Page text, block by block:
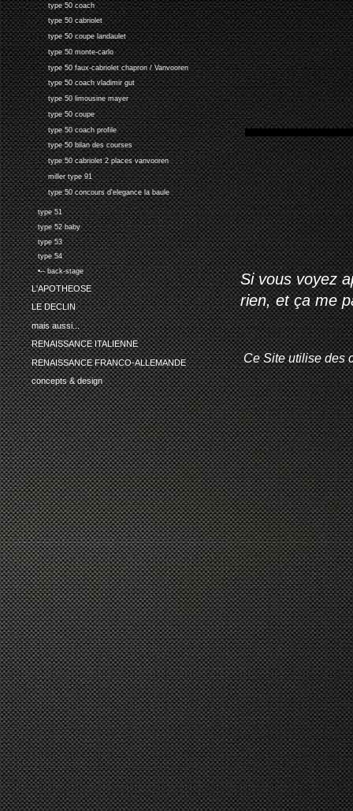
type 50 coach
type 50 cabriolet
type 50 coupe landaulet
type 50 monte-carlo
type 50 faux-cabriolet chapron / Vanvooren
type 50 coach vladimir gut
type 50 limousine mayer
type 50 coupe
type 50 coach profile
type 50 bilan des courses
type 50 cabriolet 2 places vanvooren
miller type 91
type 50 concours d'elegance la baule
type 51
type 52 baby
type 53
type 54
•-- back-stage
L'APOTHEOSE
LE DECLIN
mais aussi...
RENAISSANCE ITALIENNE
RENAISSANCE FRANCO-ALLEMANDE
concepts & design
Si vous voyez
rien, et ça me
Ce Site utilise des